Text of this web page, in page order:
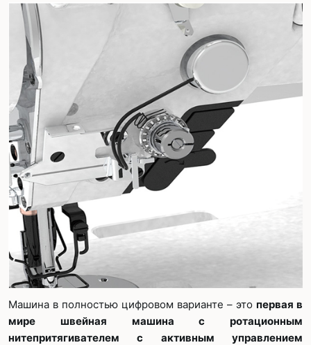
Машина в полностью цифровом варианте – это первая в
мире швейная машина с ротационным
нитепритягивателем с активным управлением